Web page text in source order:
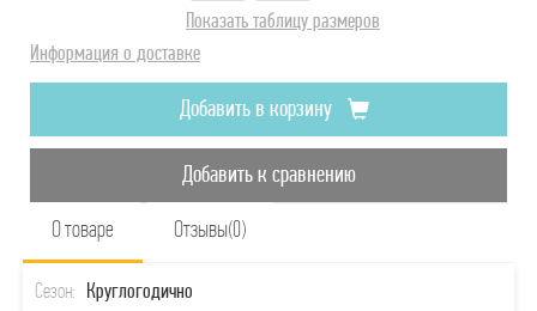
Показать таблицу размеров
Информация о доставке
Добавить в корзину
Добавить к сравнению
О товаре Отзывы(0)
Сезон: Круглогодично